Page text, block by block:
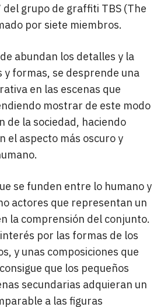
grupo de graffiti TBS (The
por siete miembros.
abundan los detalles y la
y formas, se desprende una
en las escenas que
mostrar de este modo
de la sociedad, haciendo
el aspecto más oscuro y
se funden entre lo humano y
actores que representan un
la comprensión del conjunto.
por las formas de los
y unas composiciones que
que los pequeños
secundarias adquieran un
a las figuras